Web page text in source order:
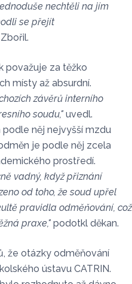
nechtěli na jím
se přejít
považuje za těžko
místy až absurdní.
závěrů interního
soudu," uvedl.
podle něj nejvyšší mzdu
je podle něj zcela
prostředí.
vadný, když přiznání
od toho, že soud upřel
pravidla odměňování, což
praxe," podotkl děkan.
že otázky odměňování
ústavu CATRIN.